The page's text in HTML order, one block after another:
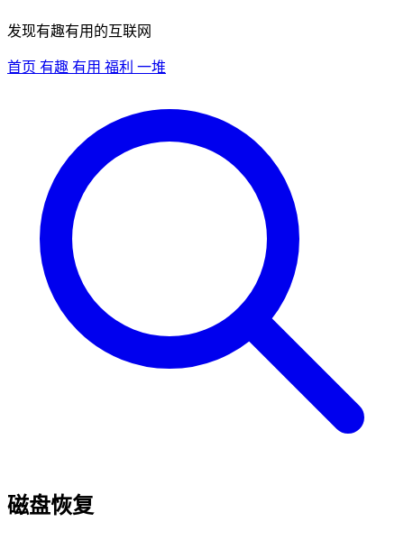
发现有趣有用的互联网
首页 有趣 有用 福利 一堆
磁盘恢复